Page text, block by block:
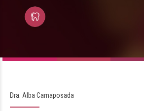
Dra. Alba Camaposada